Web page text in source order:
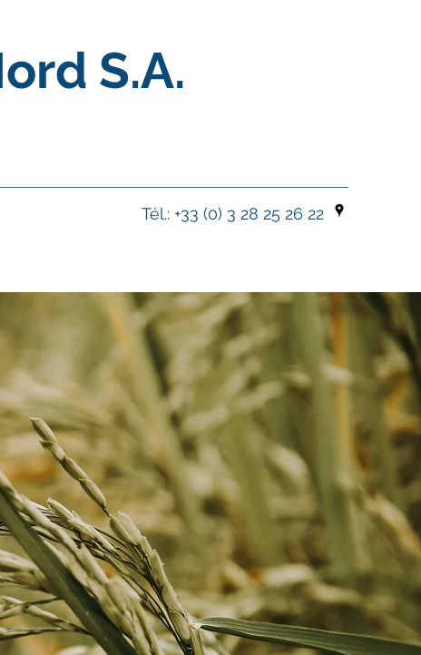
S.A.
Tél.: +33 (0) 3 28 25 26 22
entreprise,
ses produits de